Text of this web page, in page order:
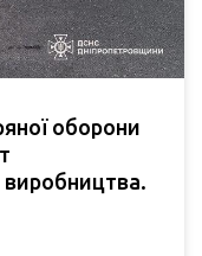
оборони
виробництва.